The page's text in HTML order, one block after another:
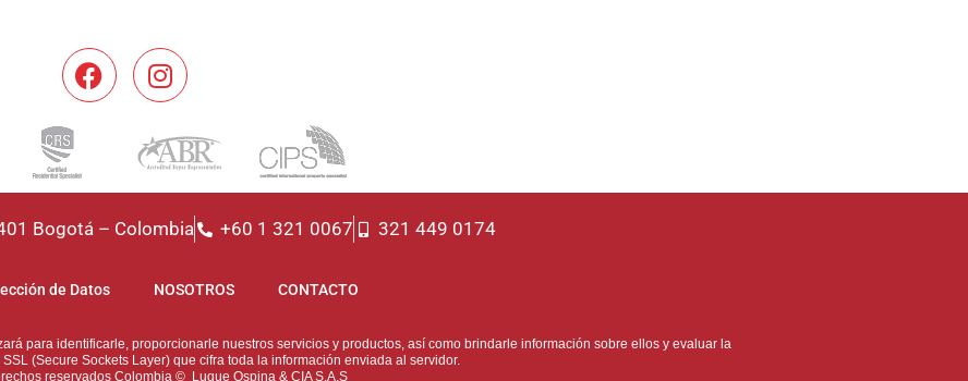
Bogotá – Colombia +60 1 321 0067 321 449 0174
de Datos NOSOTROS CONTACTO
para identificarle, proporcionarle nuestros servicios y productos, así como brindarle información sobre ellos y evaluar la
(Secure Sockets Layer) que cifra toda la información enviada al servidor.
reservados Colombia © Luque Ospina & CIA S.A.S